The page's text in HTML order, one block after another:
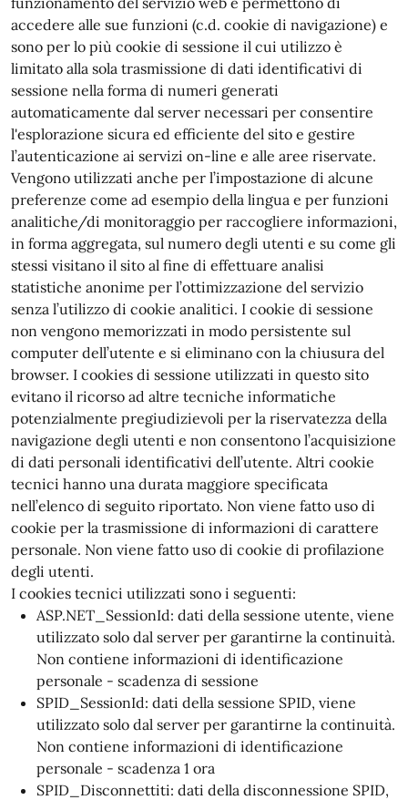
accedere alle sue funzioni (c.d. cookie di navigazione) e
sono per lo più cookie di sessione il cui utilizzo è
limitato alla sola trasmissione di dati identificativi di
sessione nella forma di numeri generati
automaticamente dal server necessari per consentire
l'esplorazione sicura ed efficiente del sito e gestire
l’autenticazione ai servizi on-line e alle aree riservate.
Vengono utilizzati anche per l’impostazione di alcune
preferenze come ad esempio della lingua e per funzioni
analitiche/di monitoraggio per raccogliere informazioni,
in forma aggregata, sul numero degli utenti e su come gli
stessi visitano il sito al fine di effettuare analisi
statistiche anonime per l’ottimizzazione del servizio
senza l’utilizzo di cookie analitici. I cookie di sessione
non vengono memorizzati in modo persistente sul
computer dell’utente e si eliminano con la chiusura del
browser. I cookies di sessione utilizzati in questo sito
evitano il ricorso ad altre tecniche informatiche
potenzialmente pregiudizievoli per la riservatezza della
navigazione degli utenti e non consentono l’acquisizione
di dati personali identificativi dell’utente. Altri cookie
tecnici hanno una durata maggiore specificata
nell’elenco di seguito riportato. Non viene fatto uso di
cookie per la trasmissione di informazioni di carattere
personale. Non viene fatto uso di cookie di profilazione
degli utenti.
I cookies tecnici utilizzati sono i seguenti:
ASP.NET_SessionId: dati della sessione utente, viene
utilizzato solo dal server per garantirne la continuità.
Non contiene informazioni di identificazione
personale - scadenza di sessione
SPID_SessionId: dati della sessione SPID, viene
utilizzato solo dal server per garantirne la continuità.
Non contiene informazioni di identificazione
personale - scadenza 1 ora
SPID_Disconnettiti: dati della disconnessione SPID,